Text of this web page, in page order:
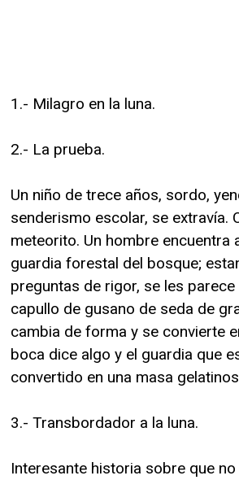
1.- Milagro en la luna.
2.- La prueba.
Un niño de trece años, sordo,
senderismo escolar, se extravía.
meteorito. Un hombre encuentra
guardia forestal del bosque;
preguntas de rigor, se les
capullo de gusano de seda de
cambia de forma y se convierte
boca dice algo y el guardia que
convertido en una masa
3.- Transbordador a la luna.
Interesante historia sobre que